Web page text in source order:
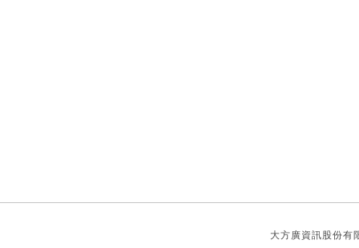
大方廣資訊股份